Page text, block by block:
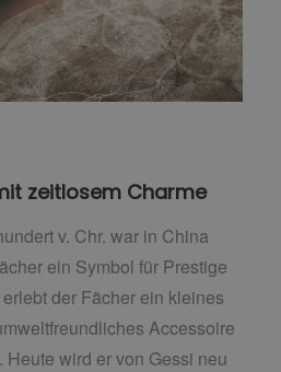
zeitlosem Charme
v. Chr. war in China
ein Symbol für Prestige
der Fächer ein kleines
Accessoire
wird er von Gessi neu